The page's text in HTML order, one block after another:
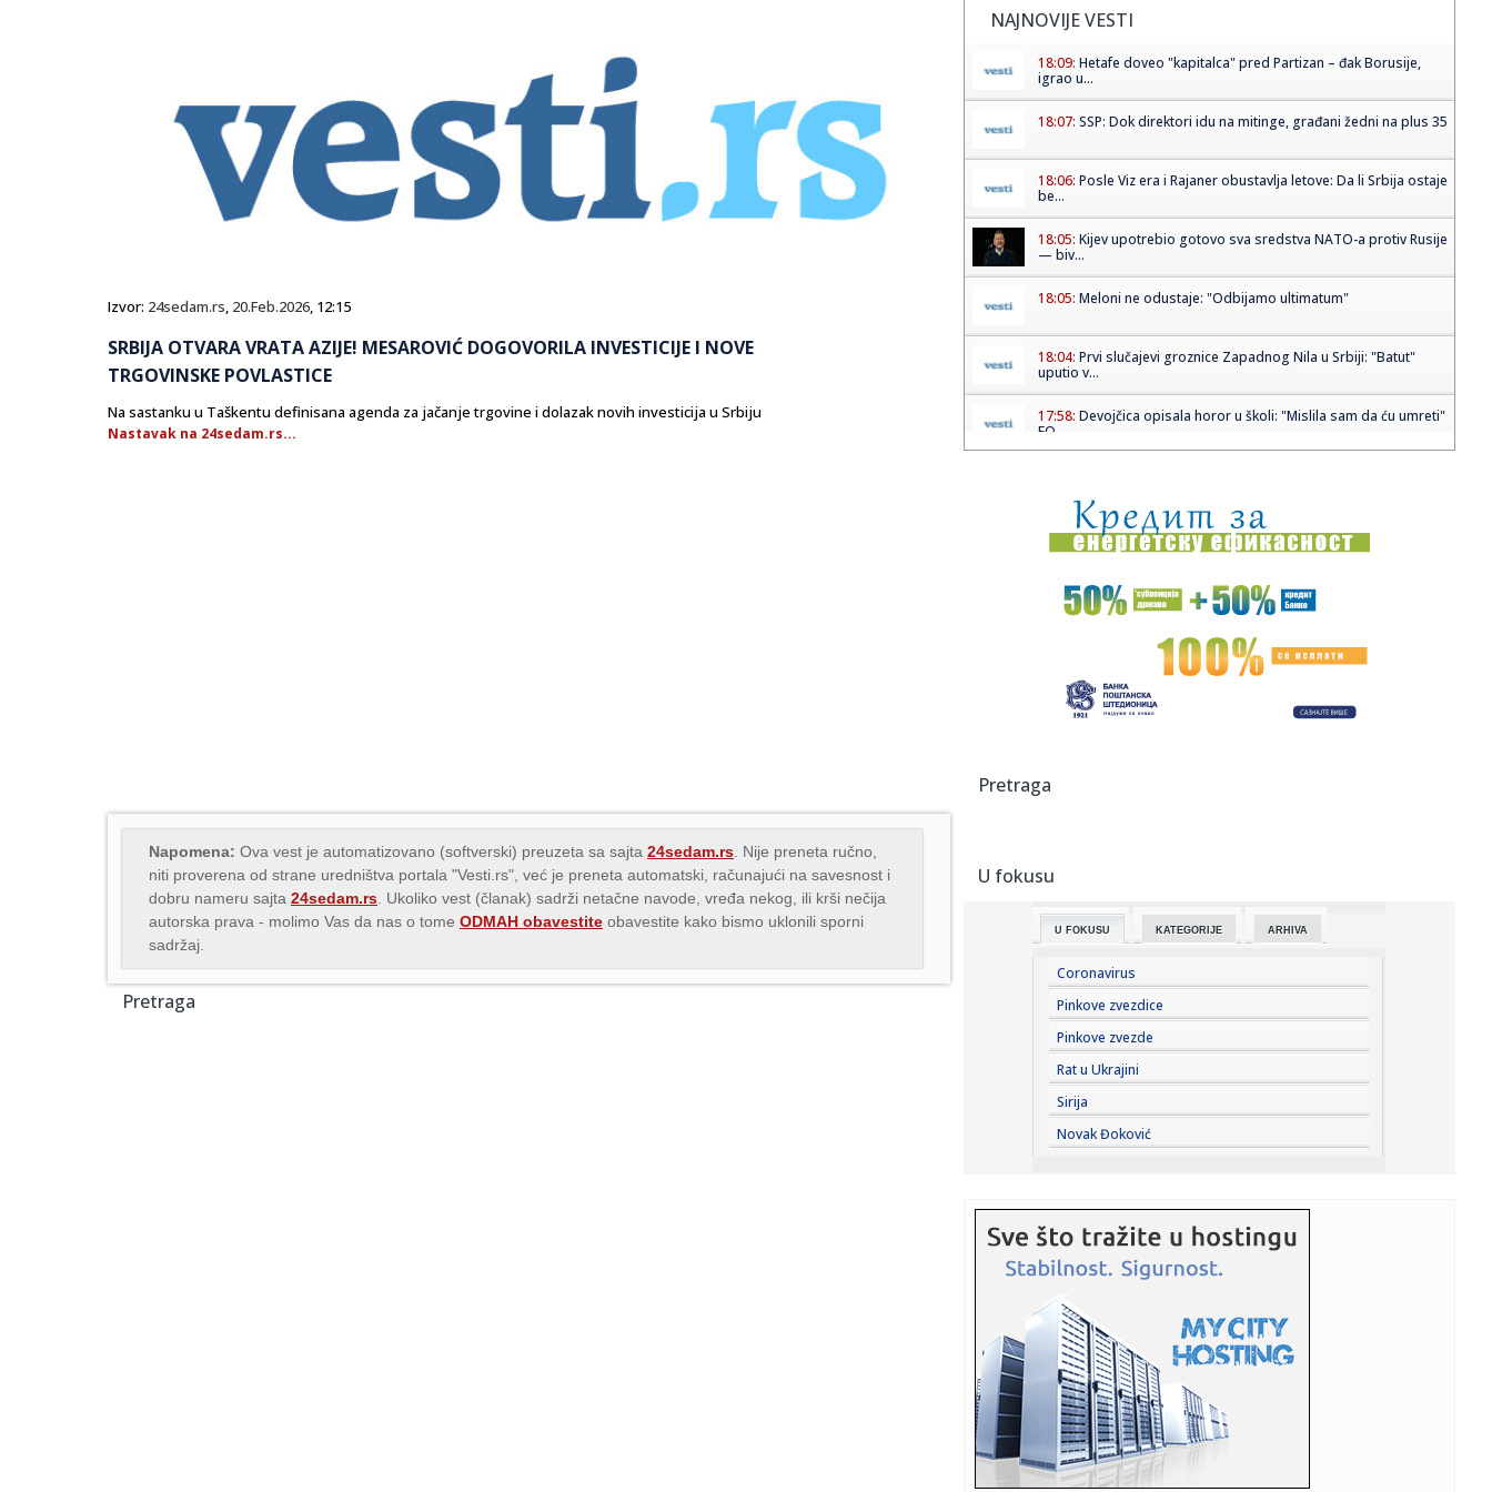
Izvor: 24sedam.rs, 20.Feb.2026, 12:15
SRBIJA OTVARA VRATA AZIJE! MESAROVIĆ DOGOVORILA INVESTICIJE I NOVE
TRGOVINSKE POVLASTICE
Na sastanku u Taškentu definisana agenda za jačanje trgovine i dolazak novih investicija u Srbiju
Nastavak na 24sedam.rs...
Napomena: Ova vest je automatizovano (softverski) preuzeta sa sajta 24sedam.rs . Nije preneta ručno,
niti proverena od strane uredništva portala "Vesti.rs", već je preneta automatski, računajući na savesnost i
dobru nameru sajta 24sedam.rs . Ukoliko vest (članak) sadrži netačne navode, vređa nekog, ili krši nečija
autorska prava - molimo Vas da nas o tome ODMAH obavestite obavestite kako bismo uklonili sporni
sadržaj.
Pretraga
NAJNOVIJE VESTI
18:09: Hetafe doveo "kapitalca" pred Partizan – đak Borusije,
igrao u...
18:07: SSP: Dok direktori idu na mitinge, građani žedni na plus 35
18:06: Posle Viz era i Rajaner obustavlja letove: Da li Srbija ostaje
be...
18:05: Kijev upotrebio gotovo sva sredstva NATO-a protiv Rusije
— biv...
18:05: Meloni ne odustaje: "Odbijamo ultimatum"
18:04: Prvi slučajevi groznice Zapadnog Nila u Srbiji: "Batut"
uputio v...
17:58: Devojčica opisala horor u školi: "Mislila sam da ću umreti"
FO...
17:54:Mančester siti odbio ponudu Barselone
17:54:Dva Air Tractora gase požar u Konjicu, u subotu stiže i
treći
Pokušali da pretresu stvari supruge Sergeja Trifunovića u
17:54:Mitropolija traži preispitivanje lokacije solarne elektrane
indi...
17:54:
17:52:
Baba zauzima jedno mesto – Partizan mora da bira
17:51:Nemački energetski gigant diže ruke od SAD
17:51:'Nadamo se promeni odnosa Beograda prema Kijevu':
Ukrajinci i Rus...
17:46:Аеродром у Нишу: Пратимо ситуацију ...
17:41: Hrana u svetu sve skuplja: Toplotni talasi i ratovi guraju
cene n...
17:41:
završili...
17:39:Pobeda vredna svetskog prvenstva: Orlići savladali
Poljake u raz...
17:34:Lučić o zabrani ulaska na KiM: Žao mi je ako je tačno, bori...
17:34:Ni veštačka inteligencija im nije pomogla: Pentagon ne zna
Pretraga
U fokusu
U FOKUSU KATEGORIJE ARHIVA
Coronavirus
Pinkove zvezdice
Pinkove zvezde
Rat u Ukrajini
Sirija
Novak Đoković